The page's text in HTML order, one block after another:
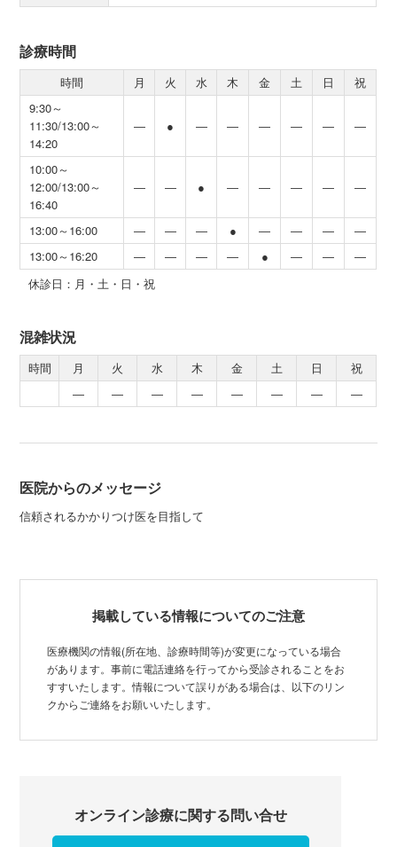
診療時間
時間 月 火 水 木 金 土 日
祝
9:30～
11:30/13:00～
14:20
― ● ― ― ― ― ― ―
10:00～
12:00/13:00～
16:40
― ― ● ― ― ― ― ―
13:00～16:00 ― ― ― ● ― ― ―
―
13:00～16:20
― ― ― ― ● ― ―
―
休診日：月・土・日・祝
混雑状況
時間 月 火 水 木 金 土 日
祝
―
― ― ― ― ― ― ―
医院からのメッセージ
信頼されるかかりつけ医を目指して
掲載している情報についてのご注意
医療機関の情報(所在地、診療時間等)が変更になっている場合
があります。事前に電話連絡を行ってから受診されることをお
すすいたします。情報について誤りがある場合は、以下のリン
クからご連絡をお願いいたします。
オンライン診療に関する問い合せ